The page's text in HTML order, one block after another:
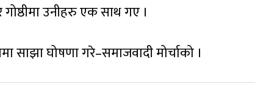
उनीहरु एक साथ गए ।
साझा घोषणा गरे–समाजवादी मोर्चाको ।